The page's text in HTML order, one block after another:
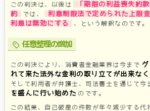
この判決は、以後は
「期限の利益喪失約
約
では、
利息制限法で定められた上限
利息は無効にする
、という解釈なのです。
任意整理の増加
この判決により、消費者金融業界は今まで
れて来た法外な金利の取り立てが出来なく
そして利用者が弁護士、司法書士を通じて今
を盛んに行い始めた のです。
この結果、自己破産の件数が年々減少する代